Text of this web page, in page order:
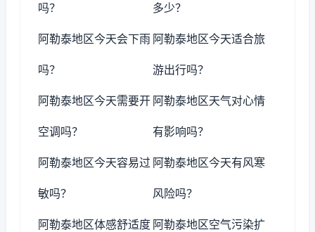
吗？ 多少？
阿勒泰地区今天会下雨
吗？
阿勒泰地区今天适合旅
游出行吗？
阿勒泰地区今天需要开
空调吗？
阿勒泰地区天气对心情
有影响吗？
阿勒泰地区今天容易过
敏吗？
阿勒泰地区今天有风寒
风险吗？
阿勒泰地区体感舒适度 阿勒泰地区空气污染扩